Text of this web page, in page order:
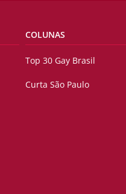
COLUNAS
Top 30 Gay Brasil
Curta São Paulo